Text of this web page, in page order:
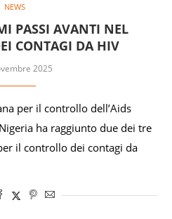
NEWS
PASSI AVANTI NEL
CONTAGI DA HIV
2025
per il controllo dell’Aids
ha raggiunto due dei tre
il controllo dei contagi da